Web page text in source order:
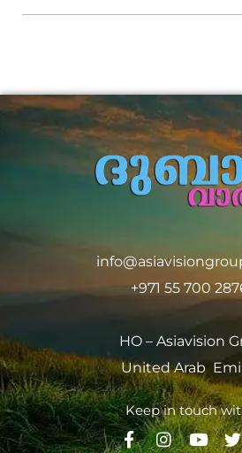
+971 55 700
HO – Asiavision
United Arab
Keep in touch